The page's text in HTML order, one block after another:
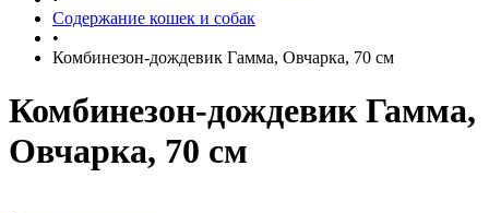
Содержание кошек и собак
•
Комбинезон-дождевик Гамма, Овчарка, 70 см
Комбинезон-дождевик Гамма,
Овчарка, 70 см